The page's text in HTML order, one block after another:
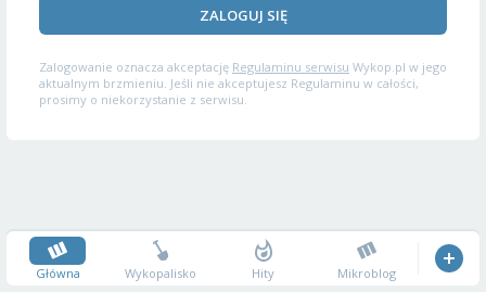
ZALOGUJ SIĘ
Zalogowanie oznacza akceptację Regulaminu serwisu Wykop.pl w jego
aktualnym brzmieniu. Jeśli nie akceptujesz Regulaminu w całości,
prosimy o niekorzystanie z serwisu.
Główna Wykopalisko Hity Mikroblog